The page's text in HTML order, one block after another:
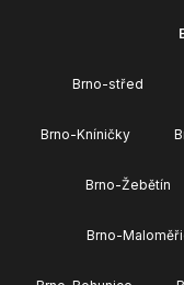
Brno-střed
Brno-Kníničky
Brno-Žebětín
Brno-